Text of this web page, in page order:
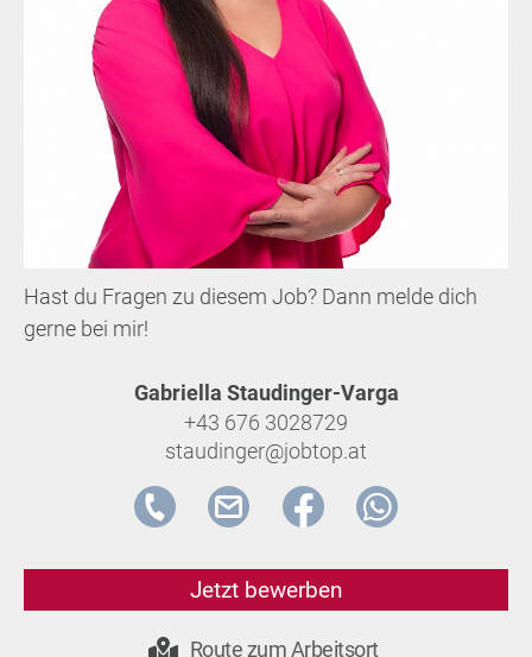
Hast du Fragen zu diesem Job? Dann melde dich
gerne bei mir!
Gabriella Staudinger-Varga
+43 676 3028729
staudinger@jobtop.at
Jetzt bewerben
Route zum Arbeitsort